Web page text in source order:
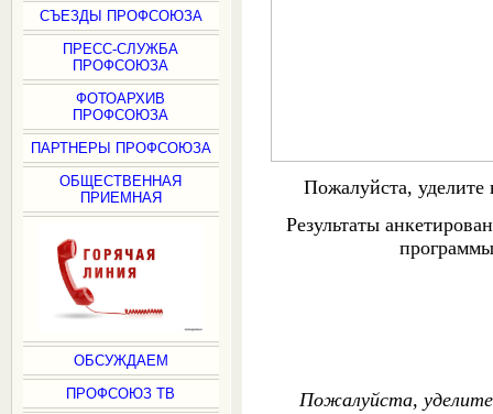
СЪЕЗДЫ ПРОФСОЮЗА
ПРЕСС-СЛУЖБА
ПРОФСОЮЗА
ФОТОАРХИВ
ПРОФСОЮЗА
ПАРТНЕРЫ ПРОФСОЮЗА
ОБЩЕСТВЕННАЯ
ПРИЕМНАЯ
ОБСУЖДАЕМ
ПРОФСОЮЗ ТВ
Пожалуйста, уделите
Результаты
Пожалуйста, уделите